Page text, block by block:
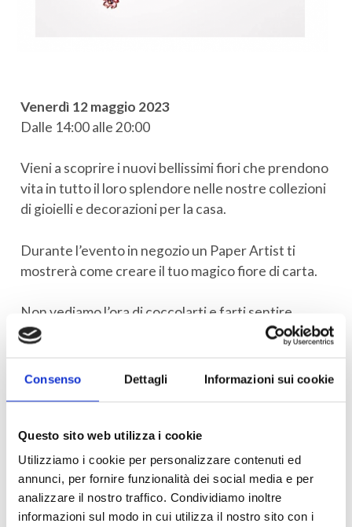
Consenso Dettagli Informazioni sui cookie
Questo sito web utilizza i cookie
Utilizziamo i cookie per personalizzare contenuti ed
annunci, per fornire funzionalità dei social media e per
analizzare il nostro traffico. Condividiamo inoltre
informazioni sul modo in cui utilizza il nostro sito con i
Venerdì 12 maggio 2023
Dalle 14:00 alle 20:00
Vieni a scoprire i nuovi bellissimi fiori che prendono
vita in tutto il loro splendore nelle nostre collezioni
di gioielli e decorazioni per la casa.
Durante l’evento in negozio un Paper Artist ti
mostrerà come creare il tuo magico fiore di carta.
Non vediamo l’ora di coccolarti e farti sentire
speciale!